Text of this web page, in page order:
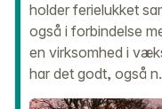
holder ferielukket
også i forbindelse
en virksomhed i
har det godt, også